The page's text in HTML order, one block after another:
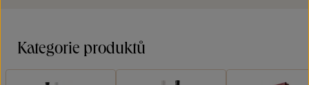
Kategorie produktů